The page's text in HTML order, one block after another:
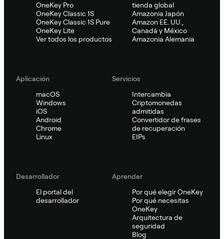
OneKey Pro
OneKey Classic 1S
OneKey Classic 1S Pure
OneKey Lite
Ver todos los productos
tienda global
Amazonia Japón
Amazon EE. UU.,
Canadá y México
Amazonia Alemania
Aplicación
macOS
Windows
iOS
Android
Chrome
Linux
Servicios
Intercambia
Criptomonedas
admitidas
Convertidor de frases
de recuperación
EIPs
Desarrollador
El portal del
desarrollador
Aprender
Por qué elegir OneKey
Por qué necesitas
OneKey
Arquitectura de
seguridad
Blog